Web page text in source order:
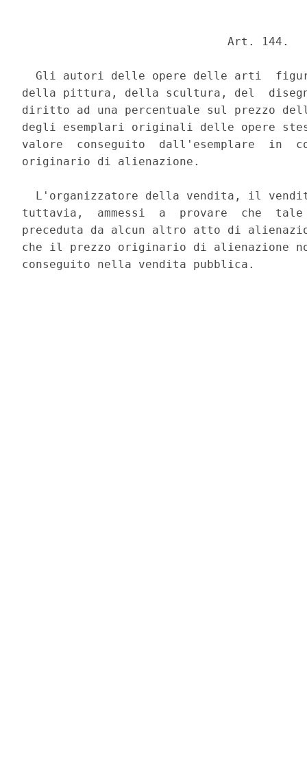
                              Art. 144.
Gli autori delle opere delle arti
della pittura, della scultura, del
diritto ad una percentuale sul prezzo
degli esemplari originali delle opere
valore  conseguito  dall'esemplare  in
originario di alienazione.
L'organizzatore della vendita, il
tuttavia,  ammessi  a  provare  che
preceduta da alcun altro atto di
che il prezzo originario di alienazione